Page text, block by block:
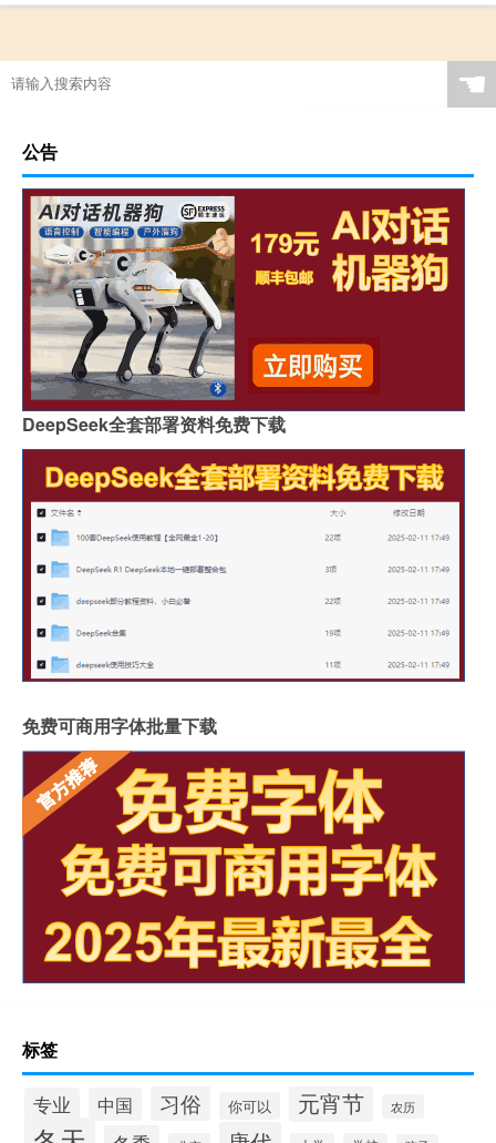
☚
公告
DeepSeek全套部署资料免费下载
免费可商用字体批量下载
标签
专业 中国 习俗 你可以 元宵节 农历